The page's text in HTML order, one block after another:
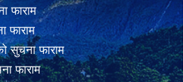
फाराम
फाराम
सुचना फाराम
फाराम